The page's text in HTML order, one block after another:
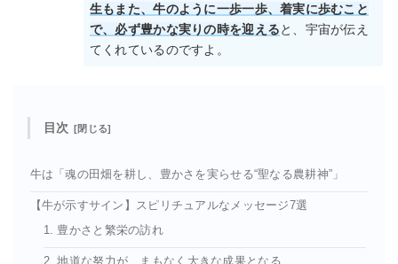
生もまた、牛のように一歩一歩、着実に歩むこと
で、必ず豊かな実りの時を迎えると、宇宙が伝え
てくれているのですよ。
目次
牛は「魂の田畑を耕し、豊かさを実らせる“聖なる農耕神”」
【牛が示すサイン】スピリチュアルなメッセージ7選
1. 豊かさと繁栄の訪れ
2. 地道な努力が、まもなく大きな成果となる